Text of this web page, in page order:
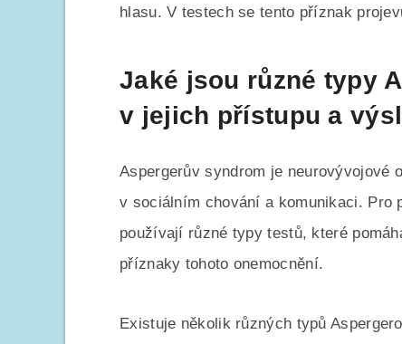
hlasu. V testech se tento příznak
Jaké jsou různé typy
v jejich přístupu a
Aspergerův syndrom je neurovývojové
v sociálním chování a komunikaci. Pro
používají různé typy testů, které
příznaky tohoto onemocnění.
Existuje několik různých typů